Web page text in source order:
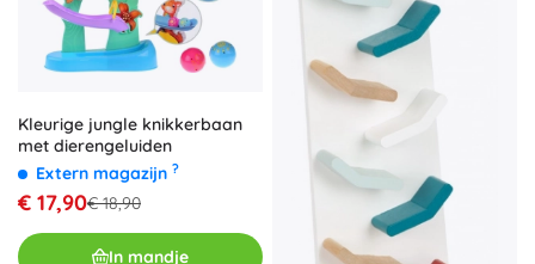
Kleurige jungle knikkerbaan
met dierengeluiden
Extern magazijn ?
€ 17,90€ 18,90
In mandje